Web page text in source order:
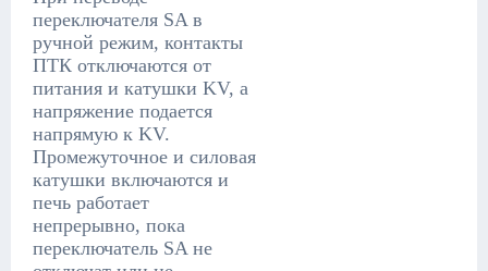
переключателя SA в
ручной режим, контакты
ПТК отключаются от
питания и катушки KV, а
напряжение подается
напрямую к KV.
Промежуточное и силовая
катушки включаются и
печь работает
непрерывно, пока
переключатель SA не